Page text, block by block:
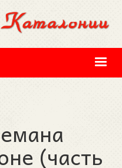
(часть